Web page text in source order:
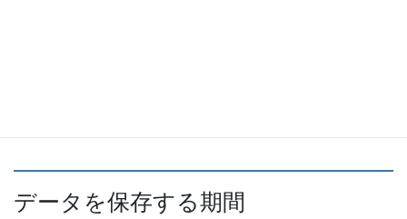
データを保存する期間